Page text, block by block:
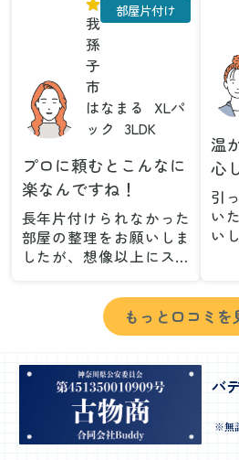
我
孫
子
市
はなまる
XLパ
ック
3LDK
部屋片付け
プロに頼むとこんなに
楽なんですね！
長年片付けられなかった
部屋の整理をお願いしま
したが、想像以上にスム
が集めた物や古い家具が
多く、自分たちだけでは
どうにもならない状態で
んが手際よく片付けてく
れたので、部屋が驚くほ
どスッキリしました。自
分では手が回らなかった
場所も含め、プロの力を
温
心
引
い
い
と
古
ど
き
当
て
もっと口コミを
バ
※無